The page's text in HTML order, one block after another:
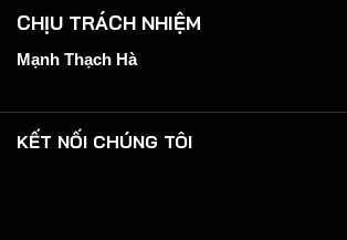
CHỊU TRÁCH NHIỆM
Mạnh Thạch Hà
KẾT NỐI CHÚNG TÔI